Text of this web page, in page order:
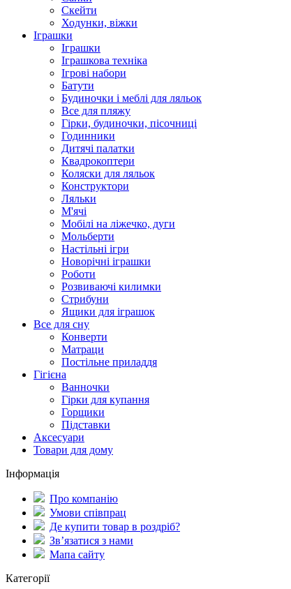
Скейти
Ходунки, віжки
Іграшки
Іграшки
Іграшкова техніка
Ігрові набори
Батути
Будиночки і меблі для ляльок
Все для пляжу
Гірки, будиночки, пісочниці
Годинники
Дитячі палатки
Квадрокоптери
Коляски для ляльок
Конструктори
Ляльки
М'ячі
Мобілі на ліжечко, дуги
Мольберти
Настільні ігри
Новорічні іграшки
Роботи
Розвиваючі килимки
Стрибуни
Ящики для іграшок
Все для сну
Конверти
Матраци
Постільне приладдя
Гігієна
Ванночки
Гірки для купання
Горщики
Підставки
Аксесуари
Товари для дому
Інформація
Про компанію
Умови співпрац
Де купити товар в роздріб?
Зв’язатися з нами
Мапа сайту
Категорії